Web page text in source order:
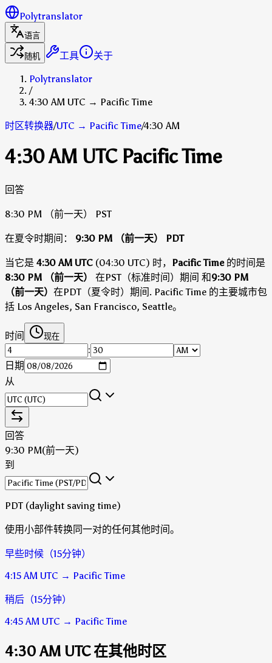
Polytranslator
语言
随机
工具
关于
Polytranslator
/
4:30 AM UTC → Pacific Time
时区转换器/UTC → Pacific Time/4:30 AM
4:30 AM UTC Pacific Time
回答
8:30 PM （前一天） PST
在夏令时期间： 9:30 PM （前一天） PDT
当它是 4:30 AM UTC (04:30 UTC) 时， Pacific Time的时间是
8:30 PM （前一天）
在PST（标准时间）期间 和9:30 PM
（前一天） 在PDT（夏令时）期间. Pacific Time 的主要城市包
括 Los Angeles, San Francisco, Seattle。
时间 现在
:
日期
从
回答
9:30 PM(前一天)
到
PDT (daylight saving time)
使用小部件转换同一对的任何其他时间。
早些时候（15分钟）
4:15 AM UTC → Pacific Time
稍后（15分钟）
4:45 AM UTC → Pacific Time
4:30 AM UTC 在其他时区